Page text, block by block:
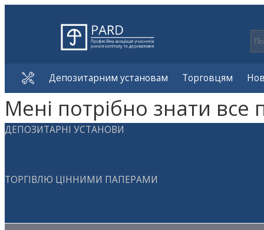
Депозитарним установам Торговцям
Мені потрібно знати все
ДЕПОЗИТАРНІ УСТАНОВИ
ТОРГІВЛЮ ЦІННИМИ ПАПЕРАМИ